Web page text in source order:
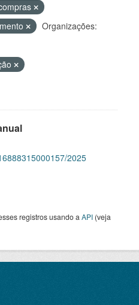
Organizações:
2025
registros usando a API (veja